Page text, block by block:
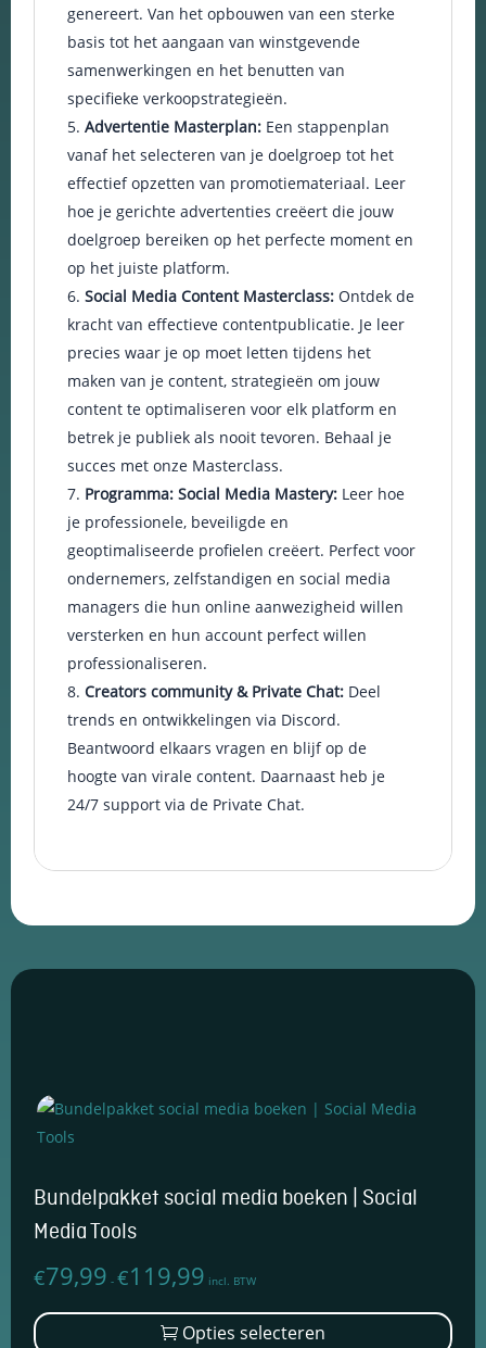
genereert. Van het opbouwen van een sterke
basis tot het aangaan van winstgevende
samenwerkingen en het benutten van
specifieke verkoopstrategieën.
Advertentie Masterplan: Een stappenplan
vanaf het selecteren van je doelgroep tot het
effectief opzetten van promotiemateriaal. Leer
hoe je gerichte advertenties creëert die jouw
doelgroep bereiken op het perfecte moment en
op het juiste platform.
Social Media Content Masterclass: Ontdek de
kracht van effectieve contentpublicatie. Je leer
precies waar je op moet letten tijdens het
maken van je content, strategieën om jouw
content te optimaliseren voor elk platform en
betrek je publiek als nooit tevoren. Behaal je
succes met onze Masterclass.
Programma: Social Media Mastery: Leer hoe
je professionele, beveiligde en
geoptimaliseerde profielen creëert. Perfect voor
ondernemers, zelfstandigen en social media
managers die hun online aanwezigheid willen
versterken en hun account perfect willen
professionaliseren.
Creators community & Private Chat: Deel
trends en ontwikkelingen via Discord.
Beantwoord elkaars vragen en blijf op de
hoogte van virale content. Daarnaast heb je
24/7 support via de Private Chat.
Bundelpakket social media boeken | Social
Media Tools
€79,99 - €119,99
tot
incl. BTW
Opties selecteren